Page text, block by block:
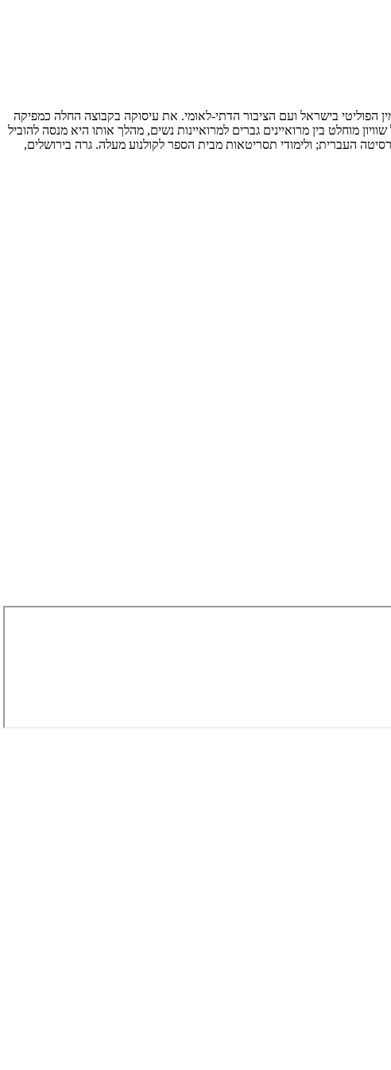
הפוליטי בישראל ועם הציבור הדתי-לאומי. את עיסוקה בקבוצה החלה כמפיקה
מוחלט בין מרואיינים גברים למרואיינות נשים, מהלך אותו היא מנסה להוביל
העברית; ולימודי תסריטאות מבית הספר לקולנוע מעלה. גרה בירושלים,